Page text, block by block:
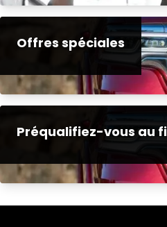
Offres spéciales
Préqualifiez-vous au